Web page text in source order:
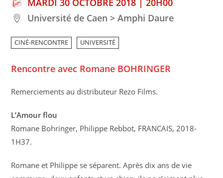
MARDI 30 OCTOBRE 2018 | 20H00
Université de Caen > Amphi Daure
CINÉ-RENCONTRE UNIVERSITÉ
Rencontre avec Romane BOHRINGER
Remerciements au distributeur Rezo Films.
L’Amour flou
Romane Bohringer, Philippe Rebbot, FRANCAIS, 2018-
1H37.
Romane et Philippe se séparent. Après dix ans de vie